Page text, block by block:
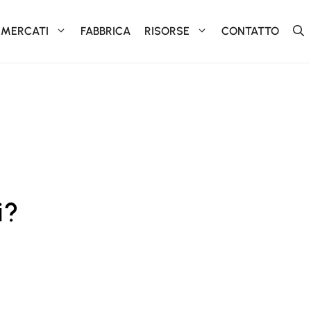
MERCATI FABBRICA RISORSE CONTATTO